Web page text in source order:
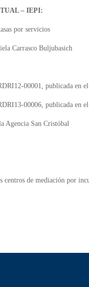
– IEPI:
por servicios
Carrasco Buljubasich
00001, publicada en
00006, publicada en
Agencia San Cristóbal
centros de mediación por